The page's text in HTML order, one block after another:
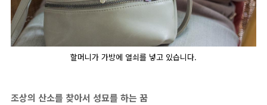
할머니가 가방에 열쇠를 넣고 있습니다.
조상의 산소를 찾아서 성묘를 하는 꿈